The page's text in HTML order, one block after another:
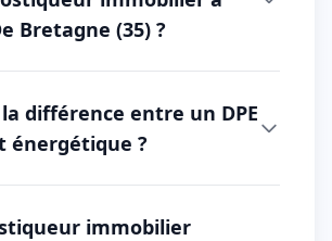
Bretagne (35) ?
différence entre un DPE
énergétique ?
immobilier